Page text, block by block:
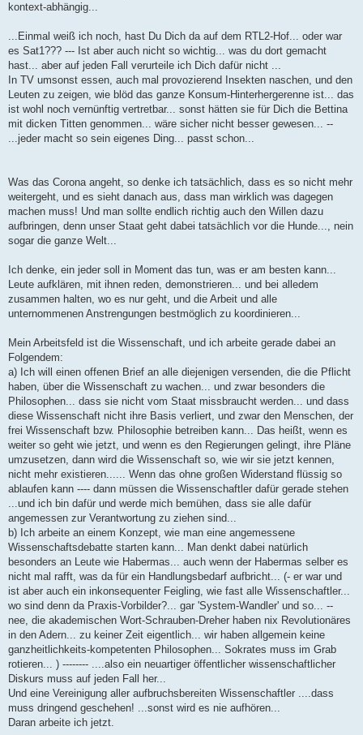
kontext-abhängig...
...Einmal weiß ich noch, hast Du Dich da auf dem RTL2-Hof... oder war
es Sat1??? --- Ist aber auch nicht so wichtig... was du dort gemacht
hast... aber auf jeden Fall verurteile ich Dich dafür nicht ...
In TV umsonst essen, auch mal provozierend Insekten naschen, und den
Leuten zu zeigen, wie blöd das ganze Konsum-Hinterhergerenne ist... das
ist wohl noch vernünftig vertretbar... sonst hätten sie für Dich die Bettina
mit dicken Titten genommen... wäre sicher nicht besser gewesen... --
...jeder macht so sein eigenes Ding... passt schon...
Was das Corona angeht, so denke ich tatsächlich, dass es so nicht mehr
weitergeht, und es sieht danach aus, dass man wirklich was dagegen
machen muss! Und man sollte endlich richtig auch den Willen dazu
aufbringen, denn unser Staat geht dabei tatsächlich vor die Hunde..., nein
sogar die ganze Welt...
Ich denke, ein jeder soll in Moment das tun, was er am besten kann...
Leute aufklären, mit ihnen reden, demonstrieren... und bei alledem
zusammen halten, wo es nur geht, und die Arbeit und alle
unternommenen Anstrengungen bestmöglich zu koordinieren...
Mein Arbeitsfeld ist die Wissenschaft, und ich arbeite gerade dabei an
Folgendem:
a) Ich will einen offenen Brief an alle diejenigen versenden, die die Pflicht
haben, über die Wissenschaft zu wachen... und zwar besonders die
Philosophen... dass sie nicht vom Staat missbraucht werden... und dass
diese Wissenschaft nicht ihre Basis verliert, und zwar den Menschen, der
frei Wissenschaft bzw. Philosophie betreiben kann... Das heißt, wenn es
weiter so geht wie jetzt, und wenn es den Regierungen gelingt, ihre Pläne
umzusetzen, dann wird die Wissenschaft so, wie wir sie jetzt kennen,
nicht mehr existieren...... Wenn das ohne großen Widerstand flüssig so
ablaufen kann ---- dann müssen die Wissenschaftler dafür gerade stehen
...und ich bin dafür und werde mich bemühen, dass sie alle dafür
angemessen zur Verantwortung zu ziehen sind...
b) Ich arbeite an einem Konzept, wie man eine angemessene
Wissenschaftsdebatte starten kann... Man denkt dabei natürlich
besonders an Leute wie Habermas... auch wenn der Habermas selber es
nicht mal rafft, was da für ein Handlungsbedarf aufbricht... (- er war und
ist aber auch ein inkonsequenter Feigling, wie fast alle Wissenschaftler...
wo sind denn da Praxis-Vorbilder?... gar 'System-Wandler' und so... --
nee, die akademischen Wort-Schrauben-Dreher haben nix Revolutionäres
in den Adern... zu keiner Zeit eigentlich... wir haben allgemein keine
ganzheitlichkeits-kompetenten Philosophen... Sokrates muss im Grab
rotieren... ) -------- ....also ein neuartiger öffentlicher wissenschaftlicher
Diskurs muss auf jeden Fall her...
Und eine Vereinigung aller aufbruchsbereiten Wissenschaftler ....dass
muss dringend geschehen! ...sonst wird es nie aufhören...
Daran arbeite ich jetzt.